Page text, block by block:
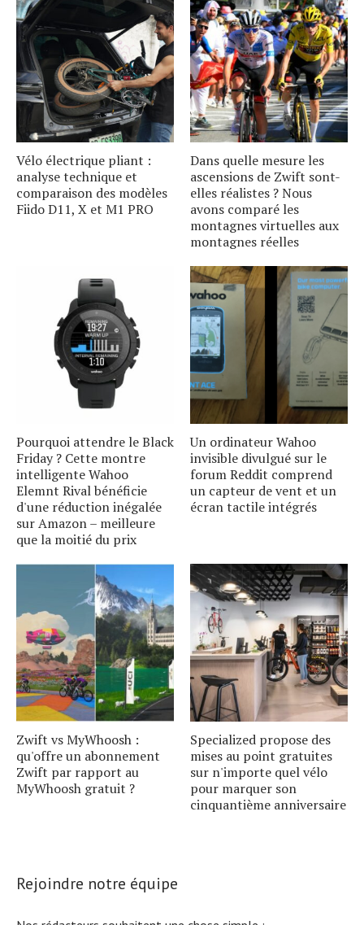
Vélo électrique pliant :
analyse technique et
comparaison des modèles
Fiido D11, X et M1 PRO
Dans quelle mesure les
ascensions de Zwift sont-
elles réalistes ? Nous
avons comparé les
montagnes virtuelles aux
montagnes réelles
Pourquoi attendre le Black
Friday ? Cette montre
intelligente Wahoo
Elemnt Rival bénéficie
d'une réduction inégalée
sur Amazon – meilleure
que la moitié du prix
Un ordinateur Wahoo
invisible divulgué sur le
forum Reddit comprend
un capteur de vent et un
écran tactile intégrés
Zwift vs MyWhoosh :
qu'offre un abonnement
Zwift par rapport au
MyWhoosh gratuit ?
Specialized propose des
mises au point gratuites
sur n'importe quel vélo
pour marquer son
cinquantième anniversaire
Rejoindre notre équipe